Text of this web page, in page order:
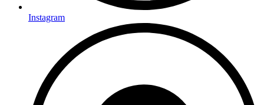
Instagram